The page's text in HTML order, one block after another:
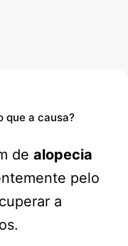
que a causa?
de alopecia
pelo
a